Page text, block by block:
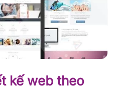
kế web theo